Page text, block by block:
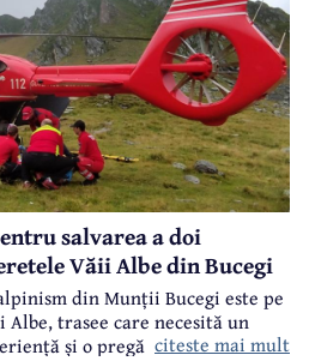
salvarea a doi
Văii Albe din Bucegi
din Munții Bucegi este pe
trasee care necesită un
și o pregătire specifică.
citeste mai mult